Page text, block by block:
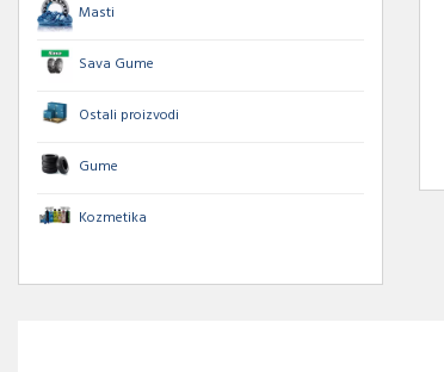
Masti
Sava Gume
Ostali proizvodi
Gume
Kozmetika